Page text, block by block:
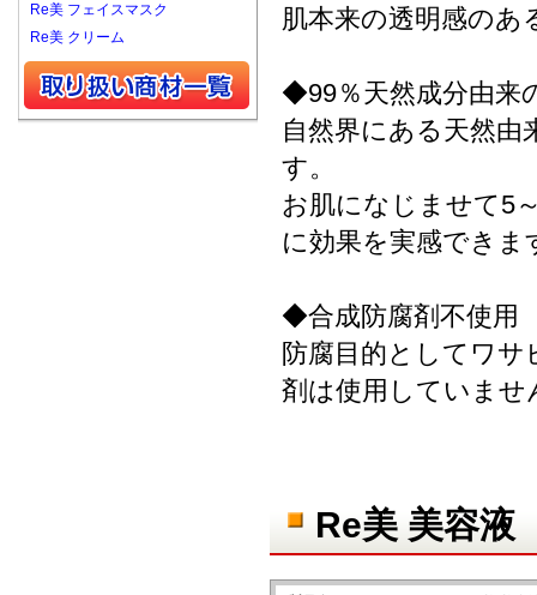
肌本来の透明感のあ
◆99％天然成分由来
自然界にある天然由
す。
お肌になじませて5
に効果を実感できま
◆合成防腐剤不使用
防腐目的としてワ
剤は使用していませ
Re美 美容
Re美 フェイスマスク
Re美 クリーム